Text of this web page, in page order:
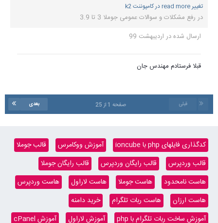
تغییر read more در کامپوننت k2
در رفع مشکلات و سوالات عمومی جوملا 3 تا 3.9
ارسال شده در اردیبهشت 99
قبلا فرستادم مهندس جان
قبلی بعدی صفحه 1 از 25
کدگذاری فایلهای php با ioncube آموزش ووکامرس
قالب جوملا
قالب وردپرس
قالب رایگان وردپرس
قالب رایگان جوملا
هاست نامحدود
هاست جوملا هاست لاراول
هاست وردپرس
هاست ارزان
هاست ربات تلگرام
خرید دامنه
آموزش ساخت ربات تلگرام با php
آموزش لاراول آموزش cPanel